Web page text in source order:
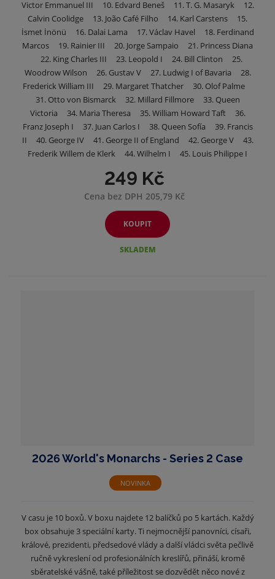
Victor Emmanuel III 10. Edvard Beneš 11. T. G. Masaryk 12.
Calvin Coolidge 13. João Café Filho 14. Karl Carstens 15.
İsmet İnönü 16. Dalai Lama 17. Václav Havel 18. Ferdinand
Marcos 19. Rainier III 20. Jorge Sampaio 21. Princess Diana
22. King Charles III 23. Leopold I 24. Bill Clinton 25.
Woodrow Wilson 26. Gustav V 27. Ludwig I of Bavaria 28.
Frederick William III 29. Margaret Thatcher 30. Olof Palme
31. Otto von Bismarck 32. Millard Fillmore 33. Queen
Victoria 34. Maria Theresa 35. William Howard Taft 36.
Franz Joseph I 37. Juan Carlos I 38. Queen Sofía 39. Francis
II 40. George IV 41. George II of England 42. George V 43.
Frederik Willem de Klerk 44. Wilhelm I 45. Louis Philippe I
249 Kč
Cena bez DPH 205,79 Kč
KOUPIT
SKLADEM
2026 World's Monarchs - Series 2 Case
NOVINKA
V casu je 10 boxů. V boxu najdete 12 balíčků po 5 kartách. Každý
box obsahuje 3 speciální karty. Ti nejmocnější panovníci, císaři,
králové, prezidenti, předsedové vlády a další vládci světa pečlivě
ručně vykreslení od profesionálních kreslířů, přináší, kromě
sběratelské vášně, také příležitost se dozvědět něco nové z